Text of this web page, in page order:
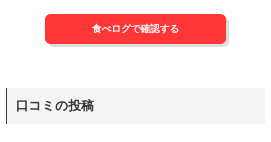
食べログで確認する
口コミの投稿